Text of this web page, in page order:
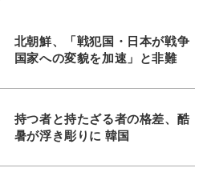
北朝鮮、「戦犯国・日本が戦争
国家への変貌を加速」と非難
持つ者と持たざる者の格差、酷
暑が浮き彫りに 韓国